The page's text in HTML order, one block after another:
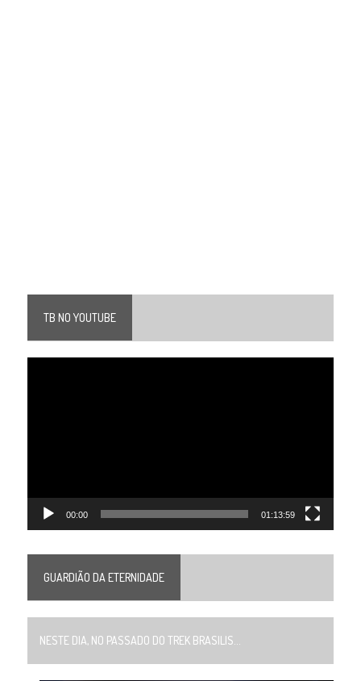
TB NO YOUTUBE
00:00 01:13:59
GUARDIÃO DA ETERNIDADE
NESTE DIA, NO PASSADO DO TREK BRASILIS...